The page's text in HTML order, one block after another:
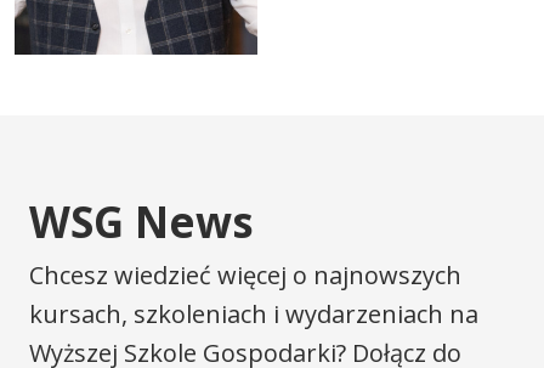
WSG News
Chcesz wiedzieć więcej o najnowszych
kursach, szkoleniach i wydarzeniach na
Wyższej Szkole Gospodarki? Dołącz do